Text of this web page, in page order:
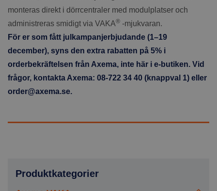
monteras direkt i dörrcentraler med modulplatser och
administreras smidigt via VAKA® -mjukvaran.
För er som fått julkampanjerbjudande (1–19
december), syns den extra rabatten på 5% i
orderbekräftelsen från Axema, inte här i e-butiken. Vid
frågor, kontakta Axema: 08-722 34 40 (knappval 1) eller
order@axema.se.
Produktkategorier